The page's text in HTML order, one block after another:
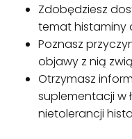
Zdobędziesz
temat histaminy
Poznasz
objawy z nią
Otrzymasz
suplementacji w
nietolerancji